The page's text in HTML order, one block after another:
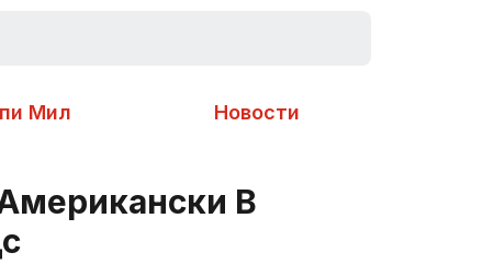
Мил Новости
В